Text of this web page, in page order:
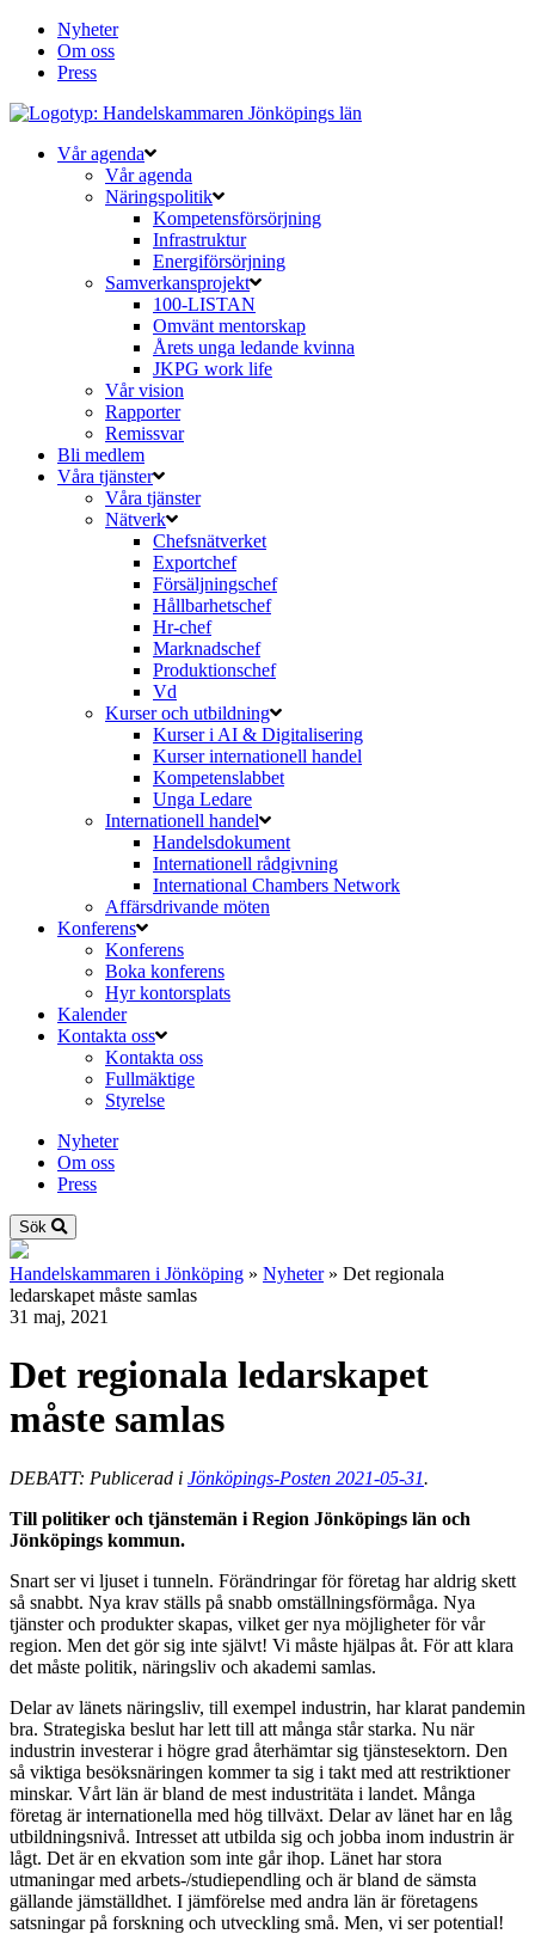
Nyheter
Om oss
Press
Vår agenda
Vår agenda
Näringspolitik
Kompetensförsörjning
Infrastruktur
Energiförsörjning
Samverkansprojekt
100-LISTAN
Omvänt mentorskap
Årets unga ledande kvinna
JKPG work life
Vår vision
Rapporter
Remissvar
Bli medlem
Våra tjänster
Våra tjänster
Nätverk
Chefsnätverket
Exportchef
Försäljningschef
Hållbarhetschef
Hr-chef
Marknadschef
Produktionschef
Vd
Kurser och utbildning
Kurser i AI & Digitalisering
Kurser internationell handel
Kompetenslabbet
Unga Ledare
Internationell handel
Handelsdokument
Internationell rådgivning
International Chambers Network
Affärsdrivande möten
Konferens
Konferens
Boka konferens
Hyr kontorsplats
Kalender
Kontakta oss
Kontakta oss
Fullmäktige
Styrelse
Nyheter
Om oss
Press
Sök
Handelskammaren i Jönköping » Nyheter » Det regionala
ledarskapet måste samlas
31 maj, 2021
Det regionala ledarskapet
måste samlas
DEBATT: Publicerad i Jönköpings-Posten 2021-05-31.
Till politiker och tjänstemän i Region Jönköpings län och
Jönköpings kommun.
Snart ser vi ljuset i tunneln. Förändringar för företag har aldrig skett
så snabbt. Nya krav ställs på snabb omställningsförmåga. Nya
tjänster och produkter skapas, vilket ger nya möjligheter för vår
region. Men det gör sig inte självt! Vi måste hjälpas åt. För att klara
det måste politik, näringsliv och akademi samlas.
Delar av länets näringsliv, till exempel industrin, har klarat pandemin
bra. Strategiska beslut har lett till att många står starka. Nu när
industrin investerar i högre grad återhämtar sig tjänstesektorn. Den
så viktiga besöksnäringen kommer ta sig i takt med att restriktioner
minskar. Vårt län är bland de mest industritäta i landet. Många
företag är internationella med hög tillväxt. Delar av länet har en låg
utbildningsnivå. Intresset att utbilda sig och jobba inom industrin är
lågt. Det är en ekvation som inte går ihop. Länet har stora
utmaningar med arbets-/studiependling och är bland de sämsta
gällande jämställdhet. I jämförelse med andra län är företagens
satsningar på forskning och utveckling små. Men, vi ser potential!